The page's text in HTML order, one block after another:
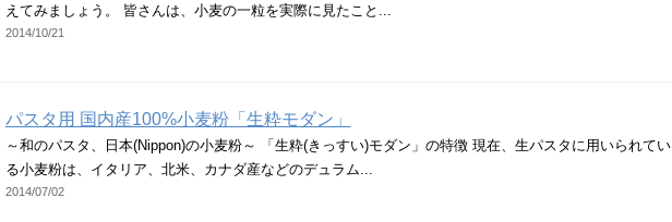
えてみましょう。 皆さんは、小麦の一粒を実際に見たこと...
2014/10/21
パスタ用 国内産100%小麦粉「生粋モダン」
～和のパスタ、日本(Nippon)の小麦粉～ 「生粋(きっすい)モダン」の特徴 現在、生パスタに用いられてい
る小麦粉は、イタリア、北米、カナダ産などのデュラム...
2014/07/02